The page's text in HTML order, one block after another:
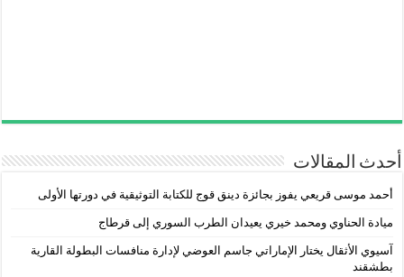
أحدث المقالات
أحمد موسى قريعي يفوز بجائزة دينق قوج للكتابة التوثيقية في دورتها الأولى
ميادة الحناوي ومحمد خيري يعيدان الطرب السوري إلى قرطاج
آسيوي الأثقال يختار الإماراتي جاسم العوضي لإدارة منافسات البطولة القارية
بطشقند